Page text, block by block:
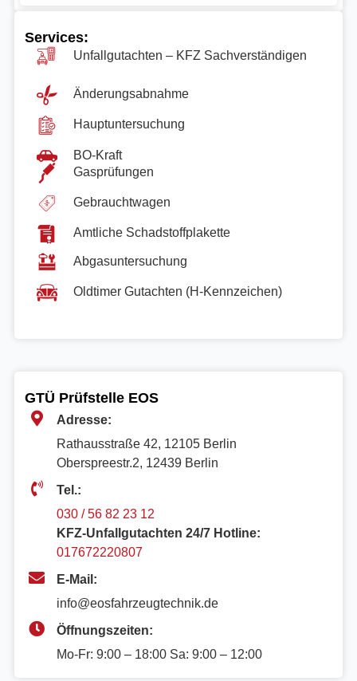
Services:
Unfallgutachten – KFZ Sachverständigen
Änderungsabnahme
Hauptuntersuchung
BO-Kraft
Gasprüfungen
Gebrauchtwagen
Amtliche Schadstoffplakette
Abgasuntersuchung
Oldtimer Gutachten (H-Kennzeichen)
GTÜ Prüfstelle EOS
Adresse:
Rathausstraße 42, 12105 Berlin
Oberspreestr.2, 12439 Berlin​
Tel.:
030 / 56 82 23 12
KFZ-Unfallgutachten 24/7 Hotline:
017672220807
E-Mail:
info@eosfahrzeugtechnik.de
Öffnungszeiten:
Mo-Fr: 9:00 – 18:00 Sa: 9:00 – 12:00